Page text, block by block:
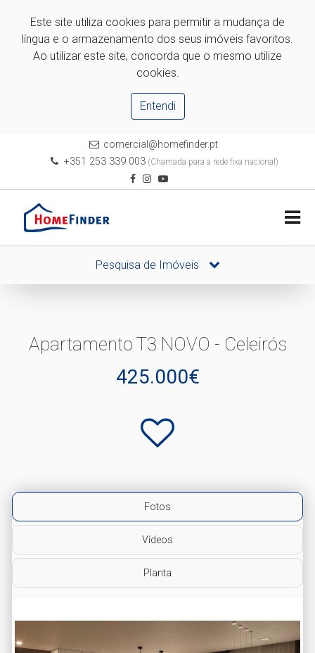
Este site utiliza cookies para permitir a mudança de
língua e o armazenamento dos seus imóveis favoritos.
Ao utilizar este site, concorda que o mesmo utilize
cookies.
Entendi
comercial@homefinder.pt
+351 253 339 003(Chamada para a rede fixa nacional)
Pesquisa de Imóveis
Apartamento T3 NOVO - Celeirós
425.000€
Fotos
Vídeos
Planta